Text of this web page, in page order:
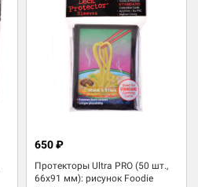
Протекторы Ultra PRO (50 шт.,
66x91 мм): рисунок Foodie
650 ₽